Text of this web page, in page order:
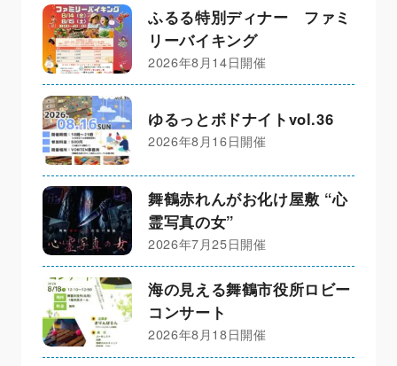
ふるる特別ディナー ファミ
リーバイキング
2026年8月14日開催
ゆるっとボドナイトvol.36
2026年8月16日開催
舞鶴赤れんがお化け屋敷 “心
霊写真の女”
2026年7月25日開催
海の見える舞鶴市役所ロビー
コンサート
2026年8月18日開催